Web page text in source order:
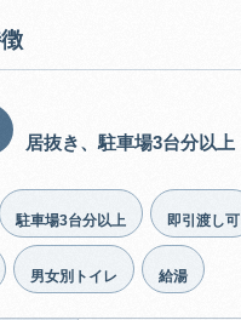
居抜き、駐車場3台分以上
駐車場3台分以上 即引渡し可
男女別トイレ 給湯